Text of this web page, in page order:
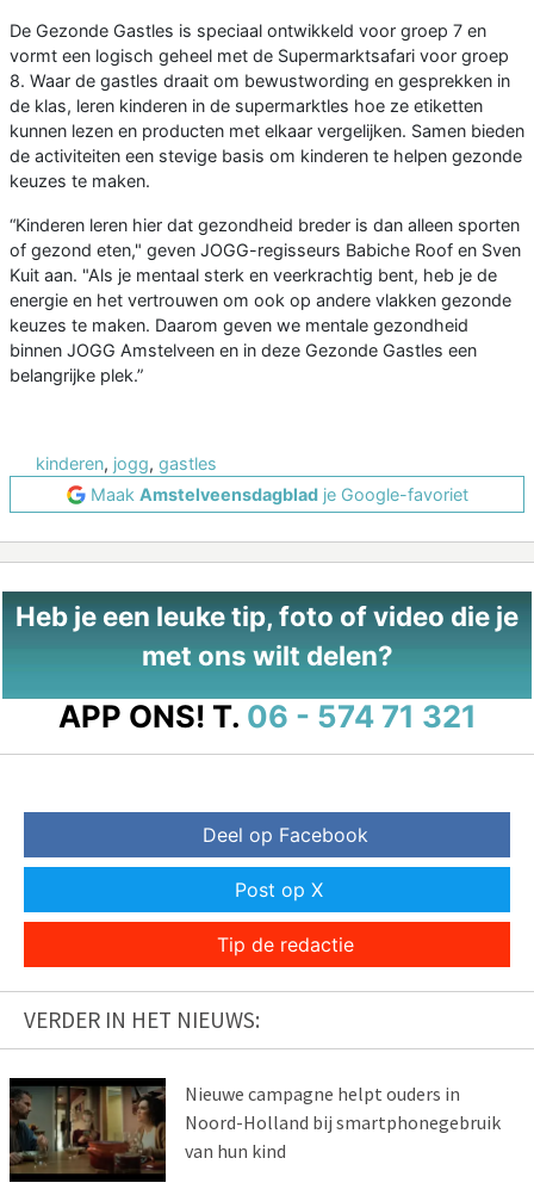
De Gezonde Gastles is speciaal ontwikkeld voor groep 7 en
vormt een logisch geheel met de Supermarktsafari voor groep
8. Waar de gastles draait om bewustwording en gesprekken in
de klas, leren kinderen in de supermarktles hoe ze etiketten
kunnen lezen en producten met elkaar vergelijken. Samen bieden
de activiteiten een stevige basis om kinderen te helpen gezonde
keuzes te maken.
“Kinderen leren hier dat gezondheid breder is dan alleen sporten
of gezond eten," geven JOGG-regisseurs Babiche Roof en Sven
Kuit aan. "Als je mentaal sterk en veerkrachtig bent, heb je de
energie en het vertrouwen om ook op andere vlakken gezonde
keuzes te maken. Daarom geven we mentale gezondheid
binnen JOGG Amstelveen en in deze Gezonde Gastles een
belangrijke plek.”
kinderen, jogg, gastles
Maak Amstelveensdagbladje Google-favoriet
Heb je een leuke tip, foto of video die je
met ons wilt delen?
APP ONS! T. 06 - 574 71 321
Deel op Facebook
Post op X
Tip de redactie
VERDER IN HET NIEUWS:
Nieuwe campagne helpt ouders in
Noord-Holland bij smartphonegebruik
van hun kind